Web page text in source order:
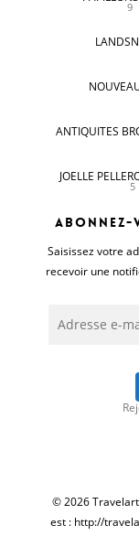
9
ANTIQUITES
JOELLE
5
Saisissez votre
recevoir une
e-
© 2026
est : http://